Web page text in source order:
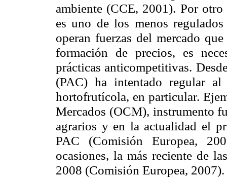
ambiente (CCE, 2001). Por
es uno de los menos
operan fuerzas del mercado
formación de precios, es
prácticas anticompetitivas.
(PAC) ha intentado regular
hortofrutícola, en particular.
Mercados (OCM), instrumento
agrarios y en la actualidad el
PAC (Comisión Europea,
ocasiones, la más reciente de
2008 (Comisión Europea, 2007).